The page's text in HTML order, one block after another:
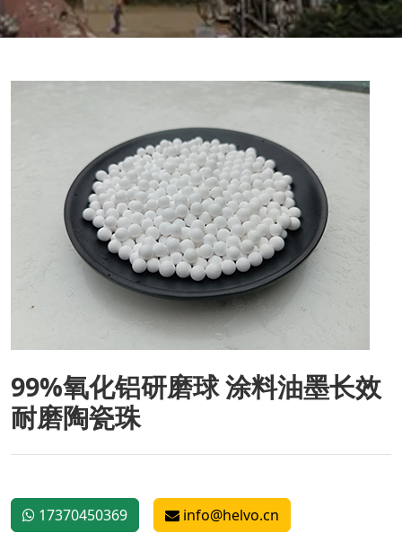
99%氧化铝研磨球 涂料油墨长效
耐磨陶瓷珠
17370450369 info@helvo.cn